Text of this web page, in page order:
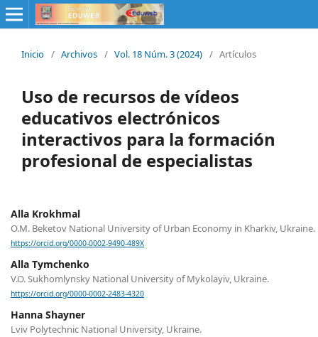
Inicio / Archivos / Vol. 18 Núm. 3 (2024) / Artículos
Uso de recursos de vídeos
educativos electrónicos
interactivos para la formación
profesional de especialistas
Alla Krokhmal
O.M. Beketov National University of Urban Economy in Kharkiv, Ukraine.
https://orcid.org/0000-0002-9490-489X
Alla Tymchenko
V.O. Sukhomlynsky National University of Mykolayiv, Ukraine.
https://orcid.org/0000-0002-2483-4320
Hanna Shayner
Lviv Polytechnic National University, Ukraine.